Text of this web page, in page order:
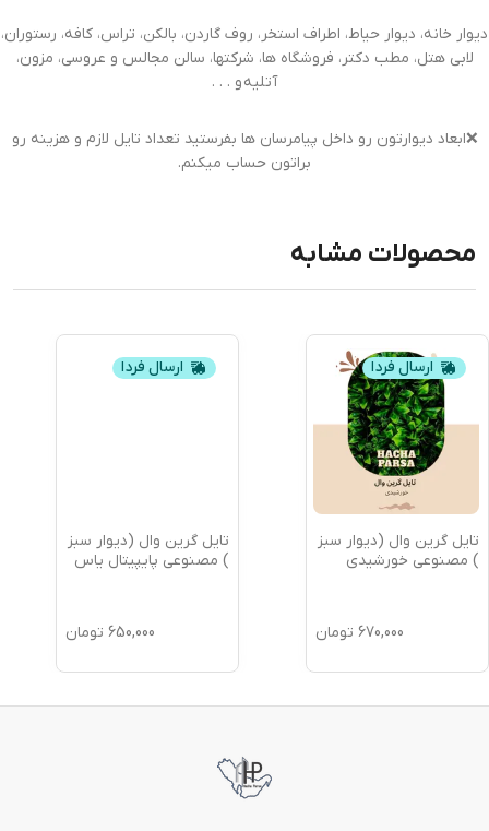
دیوار خانه، دیوار حیاط، اطراف استخر، روف گاردن، بالکن، تراس، کافه، رستوران،
لابی هتل، مطب دکتر، فروشگاه ها، شرکتها، سالن مجالس و عروسی، مزون،
آتلیه و . . .
❌ابعاد دیوارتون رو داخل پیامرسان ها بفرستید تعداد تایل لازم و هزینه رو
براتون حساب میکنم.
محصولات مشابه
ارسال فردا
تایل گرین وال (دیوار سبز
) مصنوعی خورشیدی
670,000 تومان
ارسال فردا
تایل گرین وال (دیوار سبز
) مصنوعی پایپیتال یاس
650,000 تومان